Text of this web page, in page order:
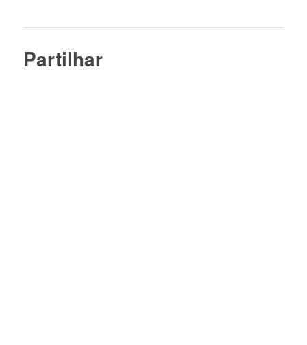
Partilhar